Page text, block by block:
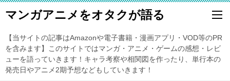
マンガアニメをオタクが語る
【当サイトの記事はAmazonや電子書籍・漫画アプリ・VOD等のPR
を含みます】このサイトではマンガ・アニメ・ゲームの感想・レビ
ューを語っていきます！キャラ考察や相関図を作ったり、単行本の
発売日やアニメ2期予想などもしていきます！